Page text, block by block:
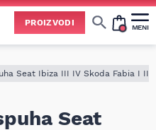
PROIZVODI MENI
Seat Ibiza III IV Skoda Fabia I II
Seat